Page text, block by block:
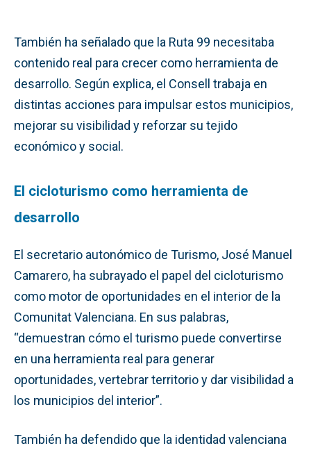
También ha señalado que la Ruta 99 necesitaba
contenido real para crecer como herramienta de
desarrollo. Según explica, el Consell trabaja en
distintas acciones para impulsar estos municipios,
mejorar su visibilidad y reforzar su tejido
económico y social.
El cicloturismo como herramienta de
desarrollo
El secretario autonómico de Turismo, José Manuel
Camarero, ha subrayado el papel del cicloturismo
como motor de oportunidades en el interior de la
Comunitat Valenciana. En sus palabras,
“demuestran cómo el turismo puede convertirse
en una herramienta real para generar
oportunidades, vertebrar territorio y dar visibilidad a
los municipios del interior”.
También ha defendido que la identidad valenciana